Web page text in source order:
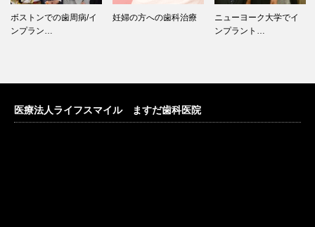
ボストンでの歯周病/イ
ンプラン…
妊婦の方への歯科治療
ニューヨーク大学でイ
ンプラント…
医療法人ライフスマイル ますだ歯科医院